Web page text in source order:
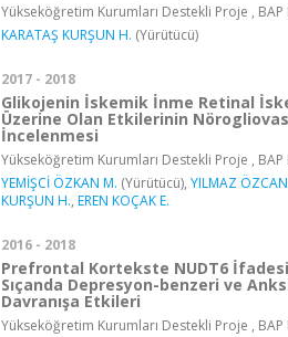
Yükseköğretim Kurumları Destekli Proje ,
KARATAŞ KURŞUN H. (Yürütücü)
2017 - 2018
Glikojenin İskemik İnme Retinal
Üzerine Olan Etkilerinin
İncelenmesi
Yükseköğretim Kurumları Destekli Proje ,
YEMİŞCİ ÖZKAN M. (Yürütücü), YILMAZ ÖZCAN
KURŞUN H., EREN KOÇAK E.
2016 - 2018
Prefrontal Kortekste NUDT6
Sıçanda Depresyon-benzeri ve
Davranışa Etkileri
Yükseköğretim Kurumları Destekli Proje ,